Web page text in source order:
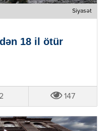
Siyasət
18 il ötür
2 147